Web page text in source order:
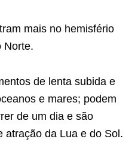
mais no hemisfério
Norte.
de lenta subida e
e mares; podem
de um dia e são
atração da Lua e do Sol.